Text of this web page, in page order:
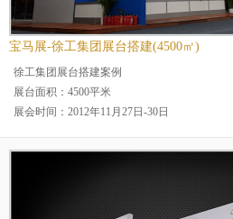
宝马展-徐工集团展台搭建(4500㎡)
徐工集团展台搭建案例
展台面积：4500平米
展会时间：2012年11月27日-30日
展会地点：上海
展览场馆：上海浦东新国际博览